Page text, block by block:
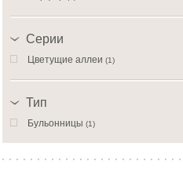
Серии
Цветущие аллеи (1)
Тип
Бульонницы (1)